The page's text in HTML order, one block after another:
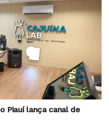
Piauí lança canal de